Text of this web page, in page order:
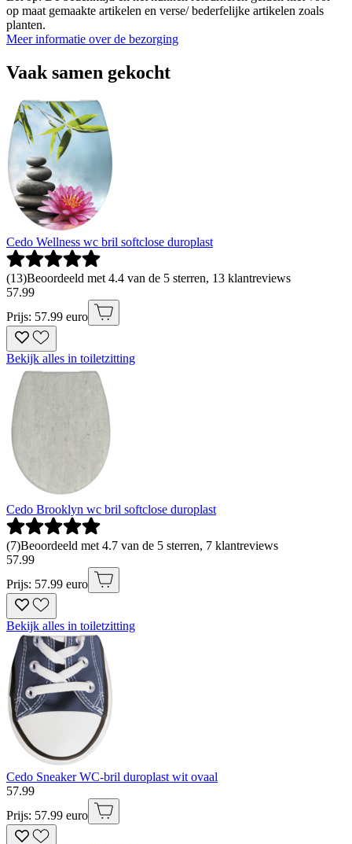
op maat gemaakte artikelen en verse/ bederfelijke artikelen zoals
planten.
Meer informatie over de bezorging
Vaak samen gekocht
Cedo Wellness wc bril softclose duroplast
(13)Beoordeeld met 4.4 van de 5 sterren, 13 klantreviews
57.99
Prijs: 57.99 euro
Bekijk alles in toiletzitting
Cedo Brooklyn wc bril softclose duroplast
(7)Beoordeeld met 4.7 van de 5 sterren, 7 klantreviews
57.99
Prijs: 57.99 euro
Bekijk alles in toiletzitting
Cedo Sneaker WC-bril duroplast wit ovaal
57.99
Prijs: 57.99 euro